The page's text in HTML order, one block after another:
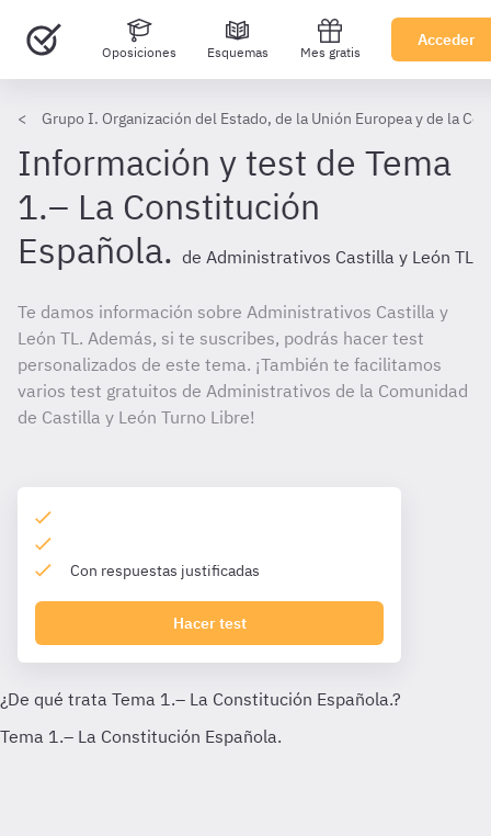
Oposiciones Esquemas Mes gratis
Acceder
Grupo I. Organización del Estado, de la Unión Europea y de la
Información y test de Tema
1.– La Constitución
Española. de Administrativos Castilla y León TL
Te damos información sobre Administrativos Castilla y
León TL. Además, si te suscribes, podrás hacer test
personalizados de este tema. ¡También te facilitamos
varios test gratuitos de Administrativos de la Comunidad
de Castilla y León Turno Libre!
Con respuestas justificadas
Hacer test